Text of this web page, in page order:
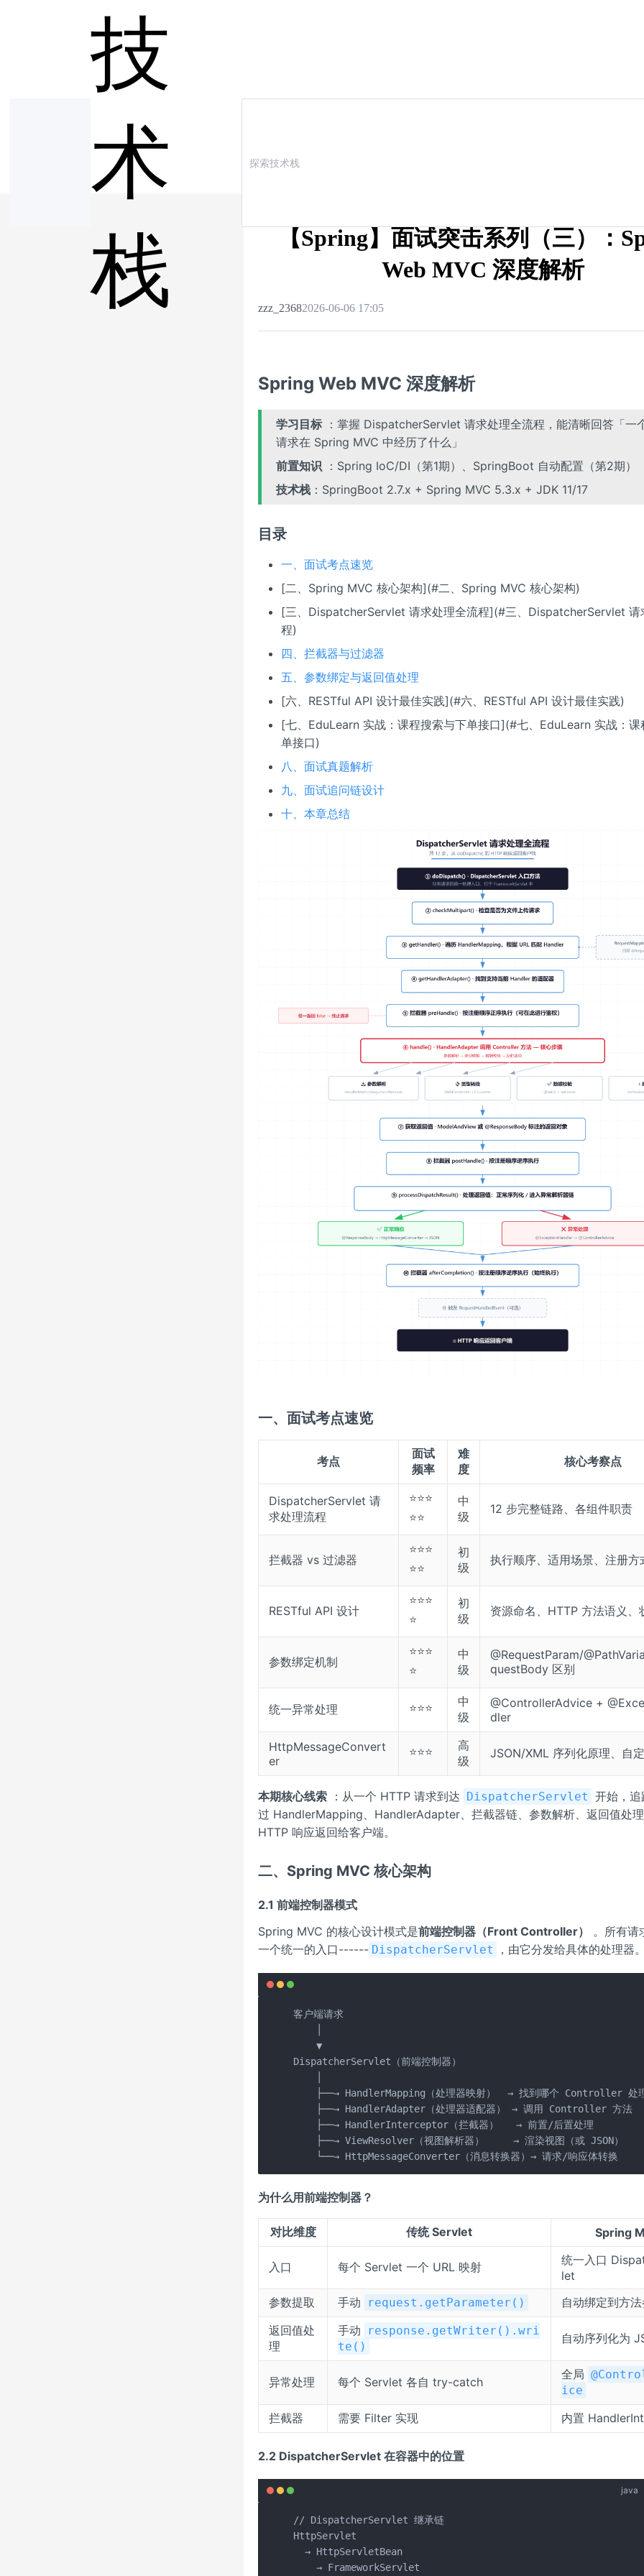
技
术
栈
【Spring】面试突击系列（三）：
Web MVC 深度解析
zzz_23682026-06-06 17:05
Spring Web MVC 深度解析
学习目标：掌握 DispatcherServlet 请求处理全流程，能清晰回答「一
请求在 Spring MVC 中经历了什么」
前置知识：Spring IoC/DI（第1期）、SpringBoot 自动配置（第2期）
技术栈：SpringBoot 2.7.x + Spring MVC 5.3.x + JDK 11/17
目录
一、面试考点速览
[二、Spring MVC 核心架构](#二、Spring MVC 核心架构)
[三、DispatcherServlet 请求处理全流程](#三、DispatcherServlet 请
程)
四、拦截器与过滤器
五、参数绑定与返回值处理
[六、RESTful API 设计最佳实践](#六、RESTful API 设计最佳实践)
[七、EduLearn 实战：课程搜索与下单接口](#七、EduLearn 实战：课
单接口)
八、面试真题解析
九、面试追问链设计
十、本章总结
一、面试考点速览
考点
面试
频率
难
度
核心考察点
DispatcherServlet 请
求处理流程
⭐⭐⭐
⭐⭐
中
级
12 步完整链路、各组件职责
拦截器 vs 过滤器
⭐⭐⭐
⭐⭐
初
级
执行顺序、适用场景、注册方
RESTful API 设计
⭐⭐⭐
⭐
初
级
资源命名、HTTP 方法语义、
参数绑定机制
⭐⭐⭐
⭐
中
级
@RequestParam/
questBody 区别
统一异常处理 ⭐⭐⭐
中
级
@ControllerAdvice +
dler
HttpMessageConvert
er
⭐⭐⭐
高
级
JSON/XML 序列化原理、自
本期核心线索 ：从一个 HTTP 请求到达 DispatcherServlet 开始，
过 HandlerMapping、HandlerAdapter、拦截器链、参数解析、返回值处
HTTP 响应返回给客户端。
二、Spring MVC 核心架构
2.1 前端控制器模式
Spring MVC 的核心设计模式是前端控制器（Front Controller）
。所有请
一个统一的入口------ DispatcherServlet ，由它分发给具体的处理器
客户端请求
    ▼
DispatcherServlet（前端控制器）
├──→ HandlerMapping（处理器映射）  → 找到哪个 Controller 处
    ├──→ HandlerAdapter（处理器适配器） → 调用 Controller 方法
    ├──→ HandlerInterceptor（拦截器）   → 前置/后置处理
    ├──→ ViewResolver（视图解析器）     → 渲染视图（或 JSON）
    └──→ HttpMessageConverter（消息转换器）→ 请求/响应体转换
为什么用前端控制器？
对比维度 传统 Servlet Spring
入口 每个 Servlet 一个 URL 映射
统一入口
let
参数提取
手动 request.getParameter()
自动绑定到方
返回值处
理
手动
response.getWriter().wri
te()
自动序列化为
异常处理 每个 Servlet 各自 try-catch
全局
ice
拦截器 需要 Filter 实现 内置
2.2 DispatcherServlet 在容器中的位置
java
// DispatcherServlet 继承链
HttpServlet
  → HttpServletBean
    → FrameworkServlet